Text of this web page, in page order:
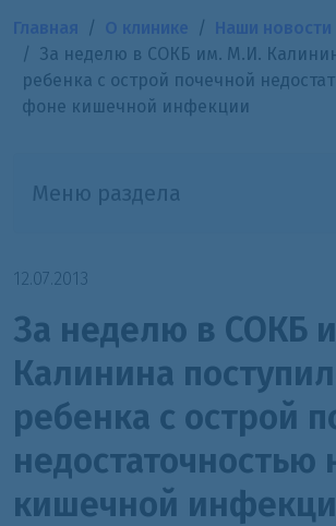
За неделю в СОКБ им. М.И.
ребенка с острой почечной
фоне кишечной инфекции
Меню раздела
12.07.2013
За неделю в СОКБ
Калинина
ребенка с острой
недостаточностью
кишечной